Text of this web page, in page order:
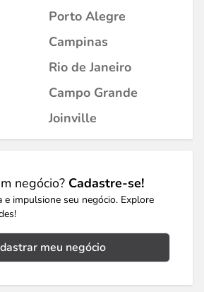
Porto Alegre
Campinas
Rio de Janeiro
Campo Grande
Joinville
negócio? Cadastre-se!
e impulsione seu negócio. Explore
meu negócio